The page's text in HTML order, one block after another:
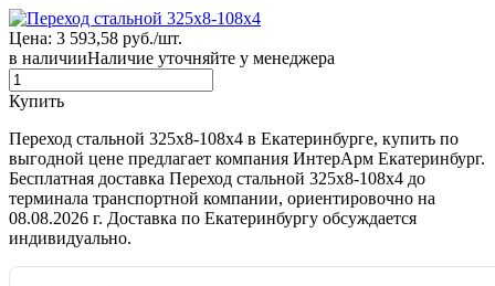
Цена: 3 593,58 руб./шт.
в наличииНаличие уточняйте у менеджера
Купить
Переход стальной 325х8-108х4 в Екатеринбурге, купить по
выгодной цене предлагает компания ИнтерАрм Екатеринбург.
Бесплатная доставка Переход стальной 325х8-108х4 до
терминала транспортной компании, ориентировочно на
08.08.2026 г. Доставка по Екатеринбургу обсуждается
индивидуально.